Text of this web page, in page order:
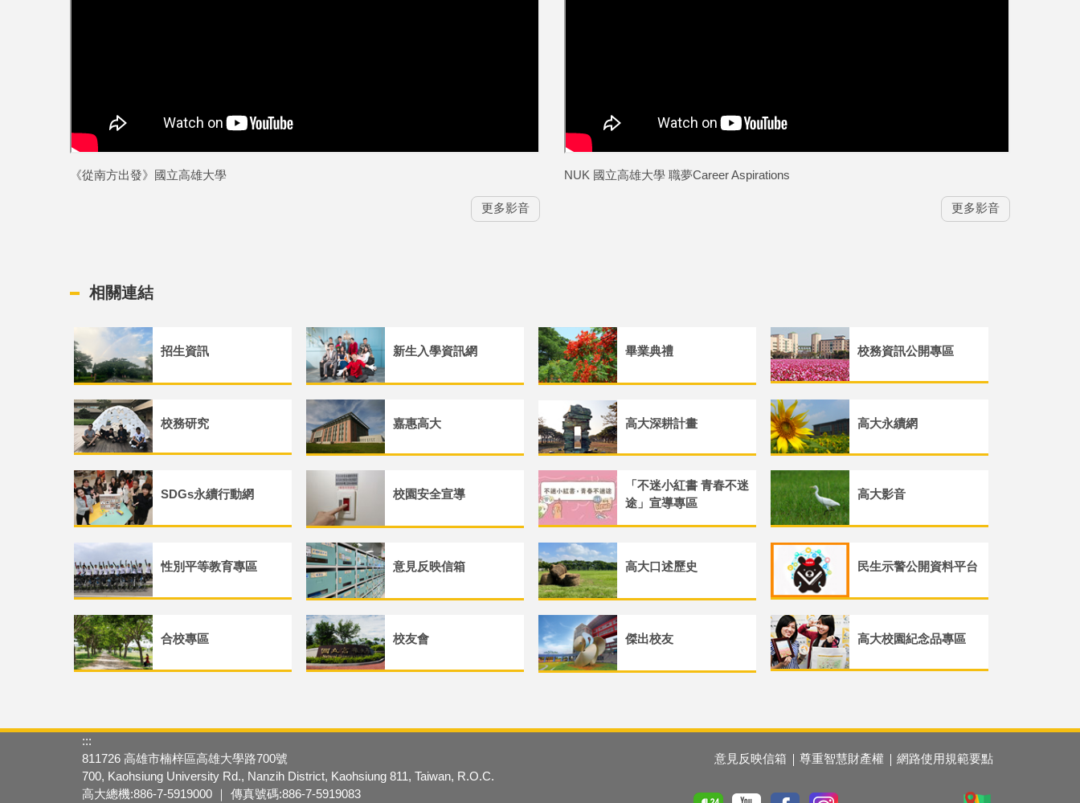
《從南方出發》國立高雄大學
更多影音
NUK 國立高雄大學 職夢Career Aspirations
更多影音
相關連結
招生資訊 新生入學資訊網 畢業典禮 校務資訊公開專區
校務研究 嘉惠高大 高大深耕計畫 高大永續網
SDGs永續行動網 校園安全宣導
「不迷小紅書 青春不迷
途」宣導專區
高大影音
性別平等教育專區 意見反映信箱 高大口述歷史 民生示警公開資料平台
合校專區 校友會 傑出校友 高大校園紀念品專區
:::
811726 高雄市楠梓區高雄大學路700號
700, Kaohsiung University Rd., Nanzih District, Kaohsiung 811, Taiwan, R.O.C.
高大總機:886-7-5919000 ｜ 傳真號碼:886-7-5919083
意見反映信箱 尊重智慧財產權 網路使用規範要點